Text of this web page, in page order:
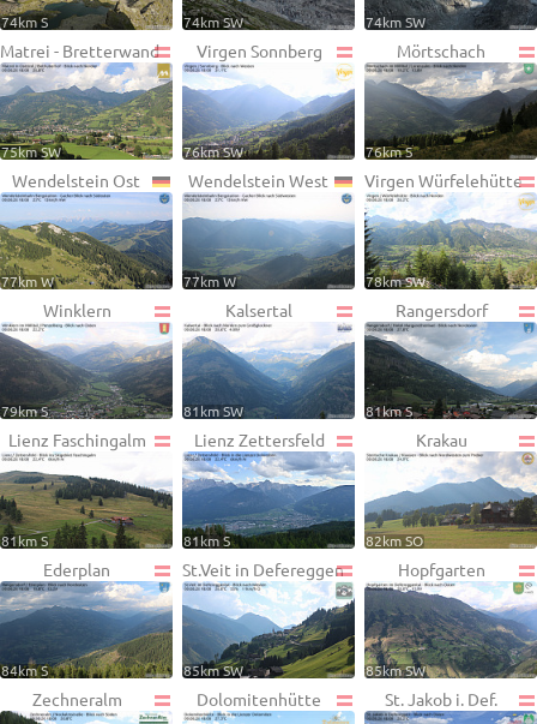
74km S 74km SW 74km SW
Matrei - Bretterwand
75km SW
Virgen Sonnberg
76km SW
Mörtschach
76km S
Wendelstein Ost
77km W
Wendelstein West
77km W
Virgen Würfelehütte
78km SW
Winklern
79km S
Kalsertal
81km SW
Rangersdorf
81km S
Lienz Faschingalm
81km S
Lienz Zettersfeld
81km S
Krakau
82km SO
Ederplan
84km S
St.Veit in Defereggen
85km SW
Hopfgarten
85km SW
Zechneralm Dolomitenhütte St. Jakob i. Def.